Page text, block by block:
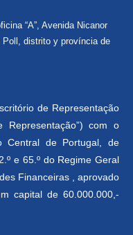
“A”, Avenida Nicanor
Poll, distrito y província de
de Representação
Representação”) com o
Central de Portugal, de
e 65.º do Regime Geral
Financeiras , aprovado
capital de 60.000.000,-